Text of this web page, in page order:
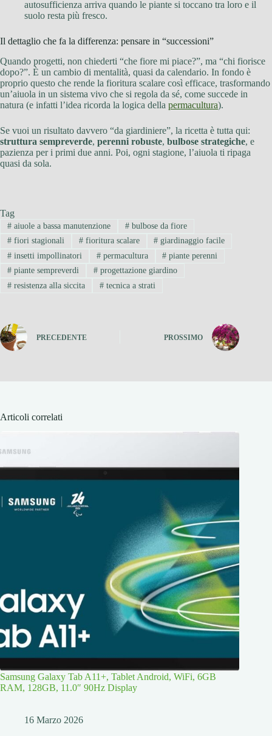
autosufficienza arriva quando le piante si toccano tra loro e il
suolo resta più fresco.
Il dettaglio che fa la differenza: pensare in “successioni”
Quando progetti, non chiederti “che fiore mi piace?”, ma “chi fiorisce
dopo?”. È un cambio di mentalità, quasi da calendario. In fondo è
proprio questo che rende la fioritura scalare così efficace, trasformando
un’aiuola in un sistema vivo che si regola da sé, come succede in
natura (e infatti l’idea ricorda la logica della permacultura).
Se vuoi un risultato davvero “da giardiniere”, la ricetta è tutta qui:
struttura sempreverde, perenni robuste, bulbose strategiche, e
pazienza per i primi due anni. Poi, ogni stagione, l’aiuola ti ripaga
quasi da sola.
Tag
#aiuole a bassa manutenzione #bulbose da fiore
#fiori stagionali #fioritura scalare # giardinaggio facile
#insetti impollinatori #permacultura # piante perenni
#piante sempreverdi #progettazione giardino
#resistenza alla siccita #tecnica a strati
PRECEDENTE PROSSIMO
Articoli correlati
Samsung Galaxy Tab A11+, Tablet Android, WiFi, 6GB
RAM, 128GB, 11.0″ 90Hz Display
16 Marzo 2026